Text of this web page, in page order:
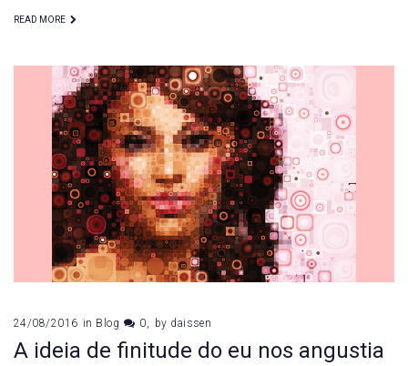
READ MORE
24/08/2016 in Blog 0 by daissen
A ideia de finitude do eu nos angustia